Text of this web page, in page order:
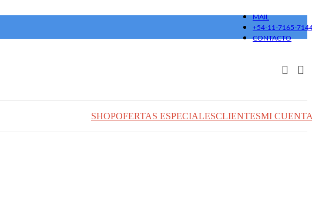
MAIL
+54-11-7165-
CONTACTO
SHOPOFERTAS ESPECIALESCLIENTESMI